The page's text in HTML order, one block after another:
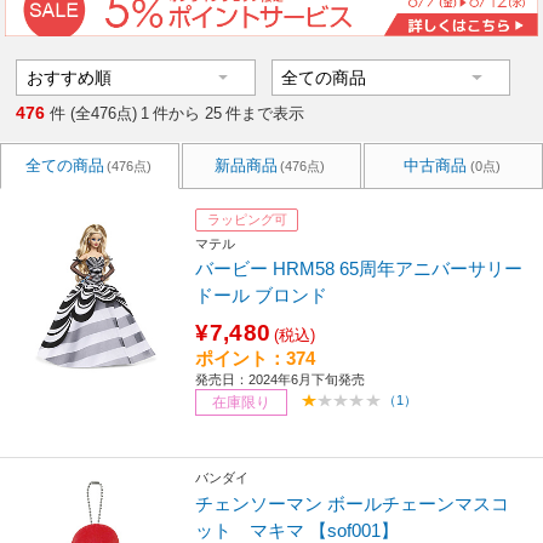
476 件 (全476点) 1 件から 25 件まで表示
全ての商品 (476点) 新品商品 (476点) 中古商品 (0点)
ラッピング可
マテル
バービー HRM58 65周年アニバーサリー
ドール ブロンド
¥7,480 (税込)
ポイント：374
発売日：2024年6月下旬発売
在庫限り （1）
バンダイ
チェンソーマン ボールチェーンマスコ
ット マキマ 【sof001】